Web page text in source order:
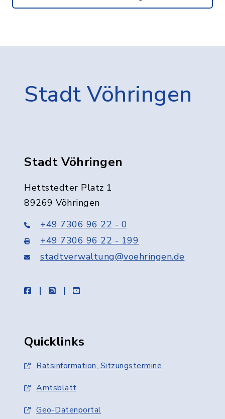
Stadt Vöhringen
Stadt Vöhringen
Hettstedter Platz 1
89269 Vöhringen
+49 7306 96 22 - 0
+49 7306 96 22 - 199
stadtverwaltung@voehringen.de
facebookinstagramyoutube
Quicklinks
Ratsinformation, Sitzungstermine
Amtsblatt
Geo-Datenportal